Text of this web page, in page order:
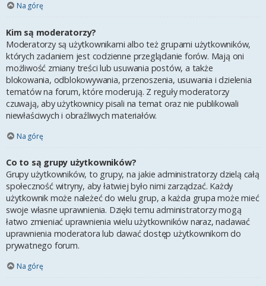
Na górę
Kim są moderatorzy?
Moderatorzy są użytkownikami albo też grupami użytkowników,
których zadaniem jest codzienne przeglądanie forów. Mają oni
możliwość zmiany treści lub usuwania postów, a także
blokowania, odblokowywania, przenoszenia, usuwania i dzielenia
tematów na forum, które moderują. Z reguły moderatorzy
czuwają, aby użytkownicy pisali na temat oraz nie publikowali
niewłaściwych i obraźliwych materiałów.
Na górę
Co to są grupy użytkowników?
Grupy użytkowników, to grupy, na jakie administratorzy dzielą całą
społeczność witryny, aby łatwiej było nimi zarządzać. Każdy
użytkownik może należeć do wielu grup, a każda grupa może mieć
swoje własne uprawnienia. Dzięki temu administratorzy mogą
łatwo zmieniać uprawnienia wielu użytkowników naraz, nadawać
uprawnienia moderatora lub dawać dostęp użytkownikom do
prywatnego forum.
Na górę